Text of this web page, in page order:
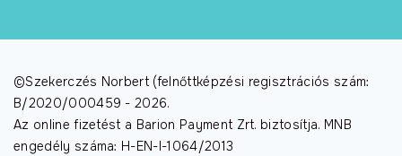
©Szekerczés Norbert (felnőttképzési regisztrációs szám:
B/2020/000459 -2026.
Az online fizetést a Barion Payment Zrt. biztosítja. MNB
engedély száma: H-EN-I-1064/2013